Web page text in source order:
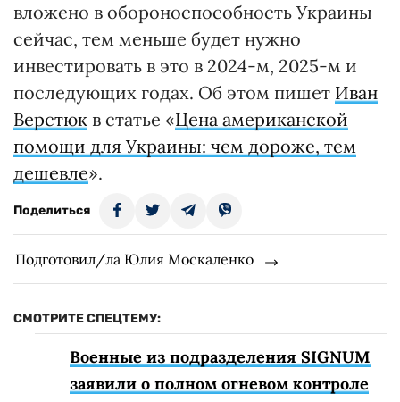
вложено в обороноспособность Украины
сейчас, тем меньше будет нужно
инвестировать в это в 2024-м, 2025-м и
последующих годах. Об этом пишет Иван
Верстюк в статье «Цена американской
помощи для Украины: чем дороже, тем
дешевле».
Поделиться
Подготовил/ла Юлия Москаленко
СМОТРИТЕ СПЕЦТЕМУ:
Военные из подразделения SIGNUM
заявили о полном огневом контроле